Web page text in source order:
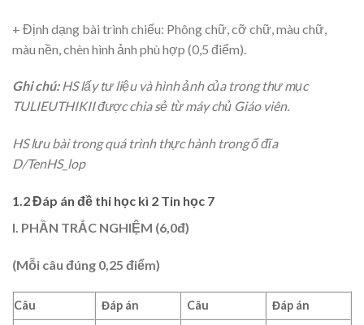
+ Định dạng bài trình chiếu: Phông chữ, cỡ chữ, màu chữ,
màu nền, chèn hình ảnh phù hợp (0,5 điểm).
Ghi chú:HS lấy tư liệu và hình ảnh của trong thư mục
TULIEUTHIKII được chia sẻ từ máy chủ Giáo viên.
HS lưu bài trong quá trình thực hành trong ổ đĩa
D/TenHS_lop
1.2 Đáp án đề thi học kì 2 Tin học 7
I. PHẦN TRẮC NGHIỆM (6,0đ)
(Mỗi câu đúng 0,25 điểm)
Câu Đáp án Câu
Đáp án